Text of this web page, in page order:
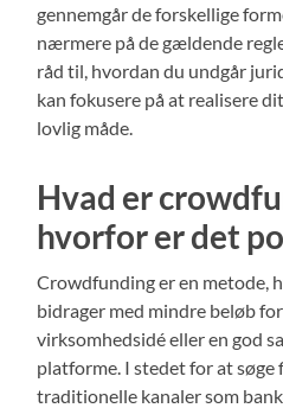
gennemgår de forskellige
nærmere på de gældende
råd til, hvordan du undgår
kan fokusere på at realisere
lovlig måde.
Hvad er
hvorfor er det
Crowdfunding er en metode,
bidrager med mindre beløb
virksomhedsidé eller en god
platforme. I stedet for at søge
traditionelle kanaler som